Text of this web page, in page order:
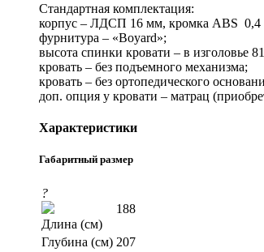
Стандартная комплектация:
корпус – ЛДСП 16 мм, кромка ABS 0,4
фурнитура – «Boyard»;
высота спинки кровати – в изголовье
кровать – без подъемного механизма;
кровать – без ортопедического
доп. опция у кровати – матрац
Характеристики
Габаритный размер
?
Длина (см)
188
Глубина (см) 207